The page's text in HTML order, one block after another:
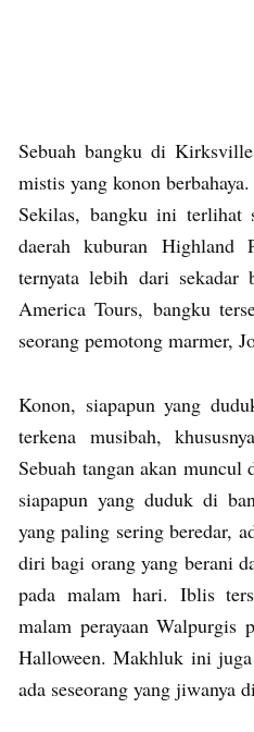
Sebuah bangku di
mistis yang konon
Sekilas, bangku ini terlihat
daerah kuburan Highland
ternyata lebih dari sekadar
America Tours, bangku
seorang pemotong marmer,
Konon, siapapun yang
terkena musibah,
Sebuah tangan akan muncul
siapapun yang duduk di
yang paling sering beredar,
diri bagi orang yang berani
pada malam hari. Iblis
malam perayaan Walpurgis
Halloween. Makhluk ini
ada seseorang yang jiwanya